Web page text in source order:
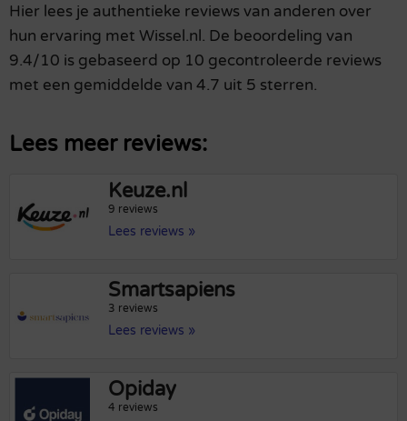
Hier lees je authentieke reviews van anderen over
hun ervaring met Wissel.nl. De beoordeling van
9.4/10 is gebaseerd op 10 gecontroleerde reviews
met een gemiddelde van 4.7 uit 5 sterren.
Lees meer reviews:
Keuze.nl
9 reviews
Lees reviews »
Smartsapiens
3 reviews
Lees reviews »
Opiday
4 reviews